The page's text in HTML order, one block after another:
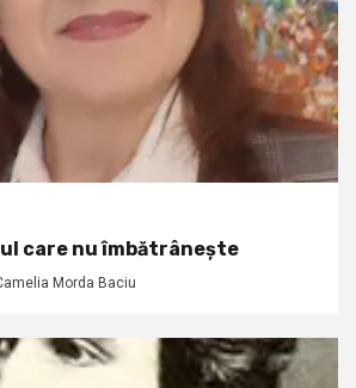
care nu îmbătrânește
Morda Baciu